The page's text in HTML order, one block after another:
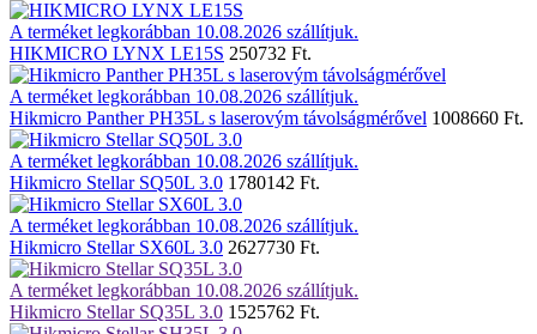
A terméket legkorábban 10.08.2026 szállítjuk.
HIKMICRO LYNX LE15S 250732 Ft.
A terméket legkorábban 10.08.2026 szállítjuk.
Hikmicro Panther PH35L s laserovým távolságmérővel 1008660 Ft.
A terméket legkorábban 10.08.2026 szállítjuk.
Hikmicro Stellar SQ50L 3.0 1780142 Ft.
A terméket legkorábban 10.08.2026 szállítjuk.
Hikmicro Stellar SX60L 3.0 2627730 Ft.
A terméket legkorábban 10.08.2026 szállítjuk.
Hikmicro Stellar SQ35L 3.0 1525762 Ft.